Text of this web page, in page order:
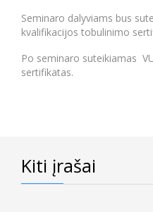
Seminaro dalyviams bus
kvalifikacijos tobulinimo
Po seminaro suteikiamas
sertifikatas.
Kiti įrašai